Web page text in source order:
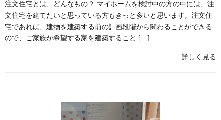
注文住宅とは、どんなもの？ マイホームを検討中の方の中には、注
文住宅を建てたいと思っている方もきっと多いと思います。注文住
宅であれば、建物を建築する前の計画段階から関わることができる
ので、ご家族が希望する家を建築すること […]
詳しく見る